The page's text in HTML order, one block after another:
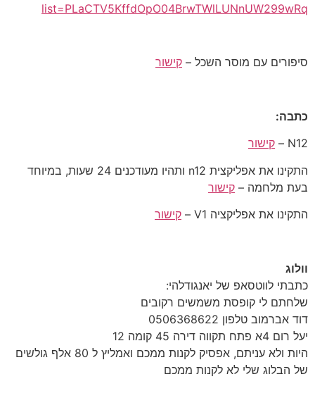
list=PLaCTV5KffdOpO04BrwTWlLUNnUW299wRq
סיפורים עם מוסר השכל – קישור
כתבה:
N12 –
קישור
התקינו את אפליקצית n12 ותהיו מעודכנים 24 שעות, במיוחד
בעת מלחמה – קישור
התקינו את אפליקציה V1 –
קישור
וולוג
כתבתי לווטסאפ של יאנגודלהי:
שלחתם לי קופסת משמשים רקובים
דוד אברמוב טלפון 0506368622
יעל רום 4א פתח תקווה דירה 45 קומה 12
היות ולא עניתם, אפסיק לקנות ממכם ואמליץ ל 80 אלף גולשים
של הבלוג שלי לא לקנות ממכם